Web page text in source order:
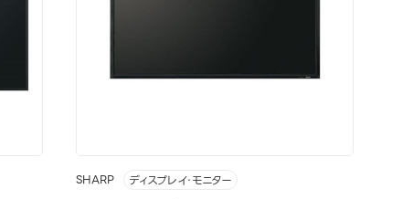
SHARP ディスプレイ・モニター